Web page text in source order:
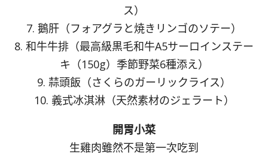
ス）
7. 鵝肝（フォアグラと焼きリンゴのソテー）
8. 和牛牛排（最高級黒毛和牛A5サーロインステー
キ（150g）季節野菜6種添え）
9. 蒜頭飯（さくらのガーリックライス）
10. 義式冰淇淋（天然素材のジェラート）
開胃小菜
生雞肉雖然不是第一次吃到